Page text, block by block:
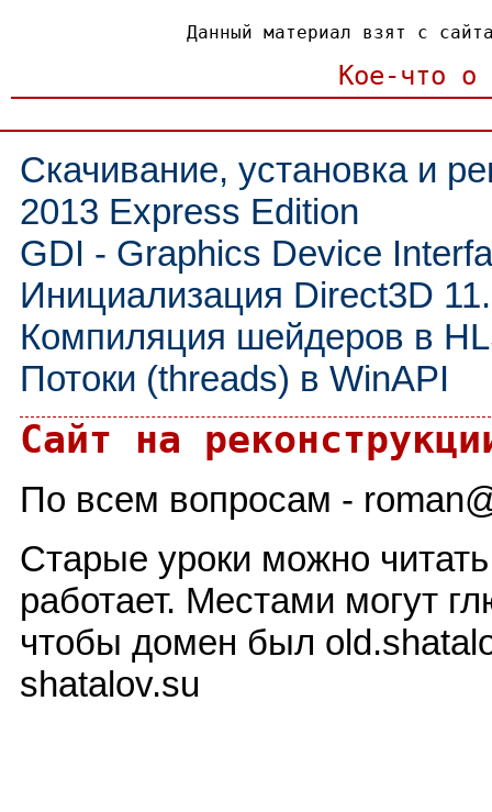
Данный материал взят с
Кое-что о
Скачивание, установка и
2013 Express Edition
GDI - Graphics Device
Инициализация Direct3D
Компиляция шейдеров в
Потоки (threads) в WinAPI
Сайт на
По всем вопросам -
Старые уроки можно
работает. Местами могут
чтобы домен был
shatalov.su